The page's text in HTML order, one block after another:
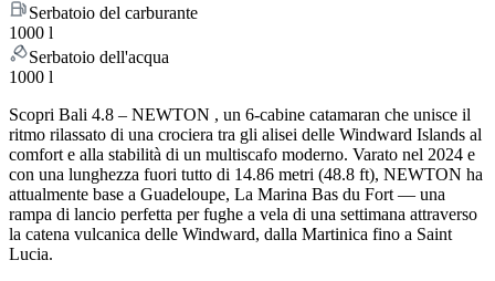
Serbatoio del carburante
1000 l
Serbatoio dell'acqua
1000 l
Scopri Bali 4.8 – NEWTON , un 6-cabine catamaran che unisce il
ritmo rilassato di una crociera tra gli alisei delle Windward Islands al
comfort e alla stabilità di un multiscafo moderno. Varato nel 2024 e
con una lunghezza fuori tutto di 14.86 metri (48.8 ft), NEWTON ha
attualmente base a Guadeloupe, La Marina Bas du Fort — una
rampa di lancio perfetta per fughe a vela di una settimana attraverso
la catena vulcanica delle Windward, dalla Martinica fino a Saint
Lucia.